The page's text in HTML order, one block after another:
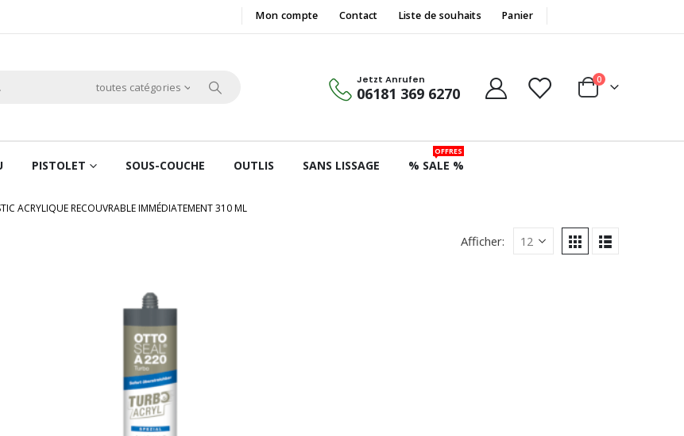
Mon compte Contact Liste de souhaits Panier
toutes catégories
Jetzt Anrufen
06181 369 6270
0
PISTOLET SOUS-COUCHE OUTLIS SANS LISSAGE % SALE %
OFFRES
ACRYLIQUE RECOUVRABLE IMMÉDIATEMENT 310 ML
Afficher: